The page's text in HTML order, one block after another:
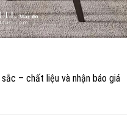
– chất liệu và nhận báo giá